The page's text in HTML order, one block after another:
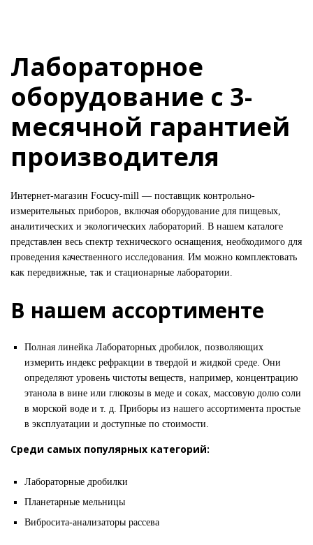
Лабораторное
оборудование с 3-
месячной гарантией
производителя
Интернет-магазин Focucy-mill — поставщик контрольно-
измерительных приборов, включая оборудование для пищевых,
аналитических и экологических лабораторий. В нашем каталоге
представлен весь спектр технического оснащения, необходимого для
проведения качественного исследования. Им можно комплектовать
как передвижные, так и стационарные лаборатории.
В нашем ассортименте
Полная линейка Лабораторных дробилок, позволяющих
измерить индекс рефракции в твердой и жидкой среде. Они
определяют уровень чистоты веществ, например, концентрацию
этанола в вине или глюкозы в меде и соках, массовую долю соли
в морской воде и т. д. Приборы из нашего ассортимента простые
в эксплуатации и доступные по стоимости.
Среди самых популярных категорий:
Лабораторные дробилки
Планетарные мельницы
Вибросита-анализаторы рассева